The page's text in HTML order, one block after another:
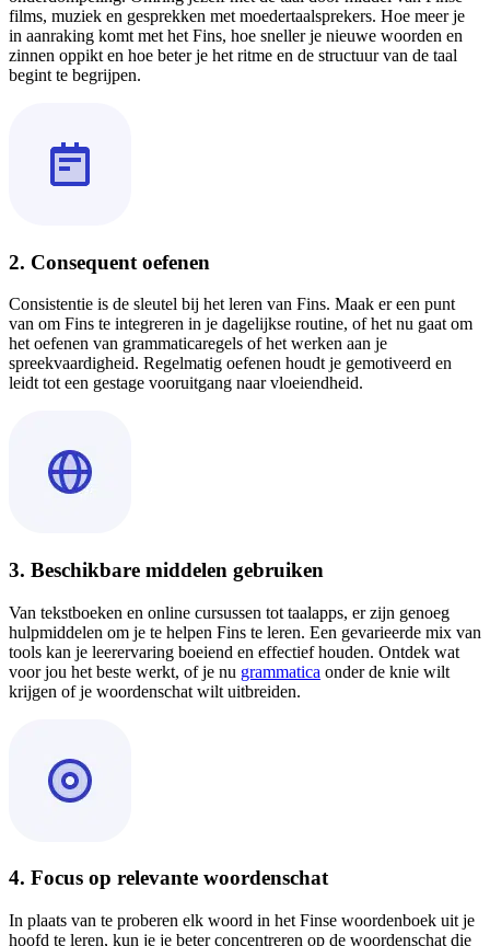
films, muziek en gesprekken met moedertaalsprekers. Hoe meer je
in aanraking komt met het Fins, hoe sneller je nieuwe woorden en
zinnen oppikt en hoe beter je het ritme en de structuur van de taal
begint te begrijpen.
2. Consequent oefenen
Consistentie is de sleutel bij het leren van Fins. Maak er een punt
van om Fins te integreren in je dagelijkse routine, of het nu gaat om
het oefenen van grammaticaregels of het werken aan je
spreekvaardigheid. Regelmatig oefenen houdt je gemotiveerd en
leidt tot een gestage vooruitgang naar vloeiendheid.
3. Beschikbare middelen gebruiken
Van tekstboeken en online cursussen tot taalapps, er zijn genoeg
hulpmiddelen om je te helpen Fins te leren. Een gevarieerde mix van
tools kan je leerervaring boeiend en effectief houden. Ontdek wat
voor jou het beste werkt, of je nu grammatica onder de knie wilt
krijgen of je woordenschat wilt uitbreiden.
4. Focus op relevante woordenschat
In plaats van te proberen elk woord in het Finse woordenboek uit je
hoofd te leren, kun je je beter concentreren op de woordenschat die